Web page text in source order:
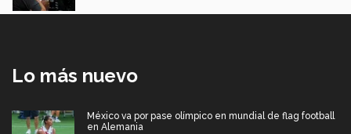
Lo más nuevo
México va por pase olímpico en mundial de flag football
en Alemania